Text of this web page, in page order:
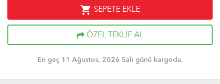
shopping_cart SEPETE EKLE
ÖZEL TEKLİF AL
En geç 11 Ağustos, 2026 Salı günü kargoda.